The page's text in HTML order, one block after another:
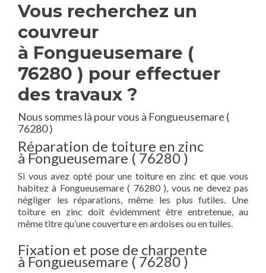
Vous recherchez un
couvreur
à Fongueusemare (
76280 ) pour effectuer
des travaux ?
Nous sommes là pour vous à Fongueusemare (
76280 )
Réparation de toiture en zinc
à Fongueusemare ( 76280 )
Si vous avez opté pour une toiture en zinc et que vous
habitez à Fongueusemare ( 76280 ), vous ne devez pas
négliger les réparations, même les plus futiles. Une
toiture en zinc doit évidemment être entretenue, au
même titre qu’une couverture en ardoises ou en tuiles.
Fixation et pose de charpente
à Fongueusemare ( 76280 )